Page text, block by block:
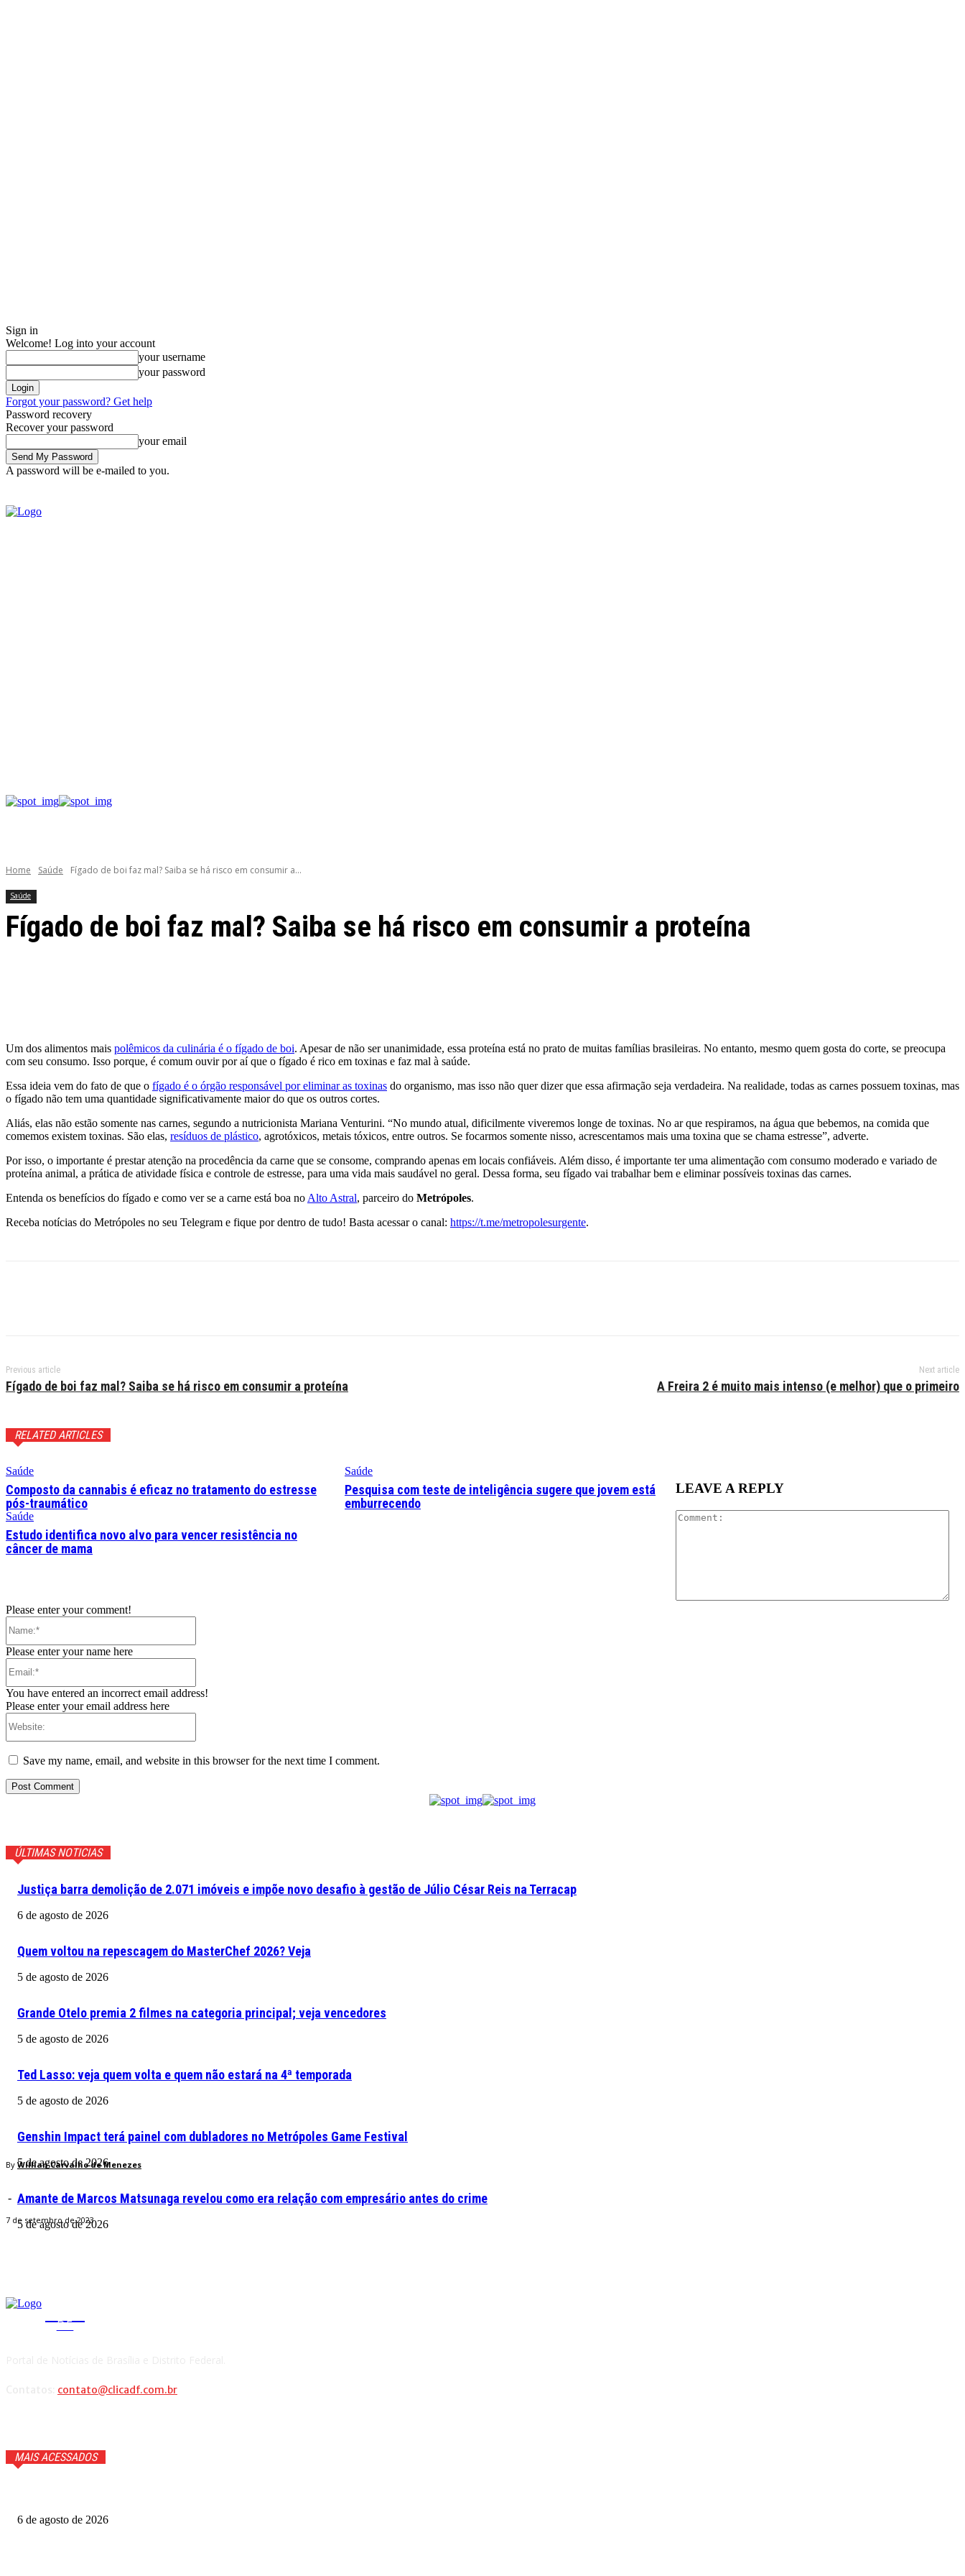
Sign in
Welcome! Log into your account
your username
your password
Forgot your password? Get help
Password recovery
Recover your password
your email
A password will be e-mailed to you.
Home Saúde Fígado de boi faz mal? Saiba se há risco em consumir a...
Saúde
Fígado de boi faz mal? Saiba se há risco em consumir a proteína
By Willian Carvalho de Menezes
-
7 de setembro de 2023
Um dos alimentos mais polêmicos da culinária é o fígado de boi. Apesar de não ser unanimidade, essa proteína está no prato de muitas famílias brasileiras. No entanto, mesmo quem gosta do corte, se preocupa
com seu consumo. Isso porque, é comum ouvir por aí que o fígado é rico em toxinas e faz mal à saúde.
Essa ideia vem do fato de que o fígado é o órgão responsável por eliminar as toxinas do organismo, mas isso não quer dizer que essa afirmação seja verdadeira. Na realidade, todas as carnes possuem toxinas, mas
o fígado não tem uma quantidade significativamente maior do que os outros cortes.
Aliás, elas não estão somente nas carnes, segundo a nutricionista Mariana Venturini. “No mundo atual, dificilmente viveremos longe de toxinas. No ar que respiramos, na água que bebemos, na comida que
comemos existem toxinas. São elas, resíduos de plástico, agrotóxicos, metais tóxicos, entre outros. Se focarmos somente nisso, acrescentamos mais uma toxina que se chama estresse”, adverte.
Por isso, o importante é prestar atenção na procedência da carne que se consome, comprando apenas em locais confiáveis. Além disso, é importante ter uma alimentação com consumo moderado e variado de
proteína animal, a prática de atividade física e controle de estresse, para uma vida mais saudável no geral. Dessa forma, seu fígado vai trabalhar bem e eliminar possíveis toxinas das carnes.
Entenda os benefícios do fígado e como ver se a carne está boa no Alto Astral, parceiro do Metrópoles.
Receba notícias do Metrópoles no seu Telegram e fique por dentro de tudo! Basta acessar o canal: https://t.me/metropolesurgente.
Previous article
Fígado de boi faz mal? Saiba se há risco em consumir a proteína
Next article
A Freira 2 é muito mais intenso (e melhor) que o primeiro
RELATED ARTICLES
Saúde
Composto da cannabis é eficaz no tratamento do estresse
pós-traumático
Saúde
Pesquisa com teste de inteligência sugere que jovem está
emburrecendo
Saúde
Estudo identifica novo alvo para vencer resistência no
câncer de mama
LEAVE A REPLY
Please enter your comment!
Please enter your name here
You have entered an incorrect email address!
Please enter your email address here
Save my name, email, and website in this browser for the next time I comment.
ÚLTIMAS NOTICIAS
Justiça barra demolição de 2.071 imóveis e impõe novo desafio à gestão de Júlio César Reis na Terracap
6 de agosto de 2026
Quem voltou na repescagem do MasterChef 2026? Veja
5 de agosto de 2026
Grande Otelo premia 2 filmes na categoria principal; veja vencedores
5 de agosto de 2026
Ted Lasso: veja quem volta e quem não estará na 4ª temporada
5 de agosto de 2026
Genshin Impact terá painel com dubladores no Metrópoles Game Festival
5 de agosto de 2026
Amante de Marcos Matsunaga revelou como era relação com empresário antes do crime
5 de agosto de 2026
DF
contato@clicadf.com.br
MAIS ACESSADOS
6 de agosto de 2026